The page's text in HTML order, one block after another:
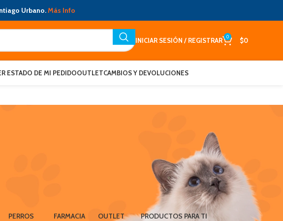
Urbano.Más Info
INICIAR SESIÓN / REGISTRAR 0 $0
ESTADO DE MI PEDIDOOUTLETCAMBIOS Y DEVOLUCIONES
PERROS
FARMACIA
OUTLET
PRODUCTOS PARA TI